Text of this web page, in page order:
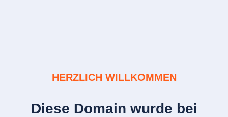
HERZLICH WILLKOMMEN
Diese Domain wurde bei